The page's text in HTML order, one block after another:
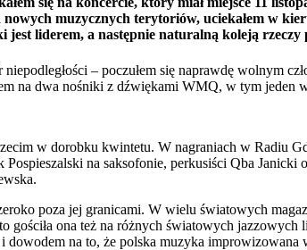
muzycznych terytoriów, uciekałem w
jest liderem, a następnie naturalną koleją rzeczy
– poczułem się naprawdę wolnym
na dwa nośniki z dźwiękami WMQ, w tym jeden
w dorobku kwintetu. W nagraniach w Radiu
na saksofonie, perkusiści Qba
poza jej granicami. W wielu światowych
ona też na różnych światowych
na to, że polska muzyka